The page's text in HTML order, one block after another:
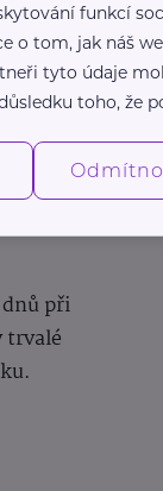
toto
při
trvalé
funkcí
o tom, jak náš
tyto údaje
toho, že